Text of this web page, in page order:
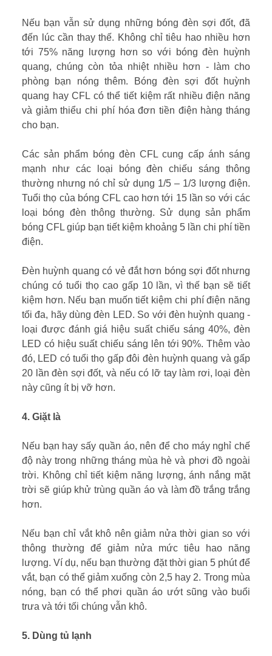
Nếu bạn vẫn sử dụng những bóng đèn sợi đốt, đã
đến lúc cần thay thế. Không chỉ tiêu hao nhiều hơn
tới 75% năng lượng hơn so với bóng đèn huỳnh
quang, chúng còn tỏa nhiệt nhiều hơn - làm cho
phòng bạn nóng thêm. Bóng đèn sợi đốt huỳnh
quang hay CFL có thể tiết kiệm rất nhiều điện năng
và giảm thiểu chi phí hóa đơn tiền điện hàng tháng
cho bạn.
Các sản phẩm bóng đèn CFL cung cấp ánh sáng
mạnh như các loại bóng đèn chiếu sáng thông
thường nhưng nó chỉ sử dụng 1/5 – 1/3 lượng điện.
Tuổi thọ của bóng CFL cao hơn tới 15 lần so với các
loại bóng đèn thông thường. Sử dụng sản phẩm
bóng CFL giúp bạn tiết kiệm khoảng 5 lần chi phí tiền
điện.
Đèn huỳnh quang có vẻ đắt hơn bóng sợi đốt nhưng
chúng có tuổi thọ cao gấp 10 lần, vì thế bạn sẽ tiết
kiệm hơn. Nếu bạn muốn tiết kiệm chi phí điện năng
tối đa, hãy dùng đèn LED. So với đèn huỳnh quang -
loại được đánh giá hiệu suất chiếu sáng 40%, đèn
LED có hiệu suất chiếu sáng lên tới 90%. Thêm vào
đó, LED có tuổi thọ gấp đôi đèn huỳnh quang và gấp
20 lần đèn sợi đốt, và nếu có lỡ tay làm rơi, loại đèn
này cũng ít bị vỡ hơn.
4. Giặt là
Nếu bạn hay sấy quần áo, nên để cho máy nghỉ chế
độ này trong những tháng mùa hè và phơi đồ ngoài
trời. Không chỉ tiết kiệm năng lượng, ánh nắng mặt
trời sẽ giúp khử trùng quần áo và làm đồ trắng trắng
hơn.
Nếu bạn chỉ vắt khô nên giảm nửa thời gian so với
thông thường để giảm nửa mức tiêu hao năng
lượng. Ví dụ, nếu bạn thường đặt thời gian 5 phút để
vắt, bạn có thể giảm xuống còn 2,5 hay 2. Trong mùa
nóng, bạn có thể phơi quần áo ướt sũng vào buổi
trưa và tới tối chúng vẫn khô.
5. Dùng tủ lạnh